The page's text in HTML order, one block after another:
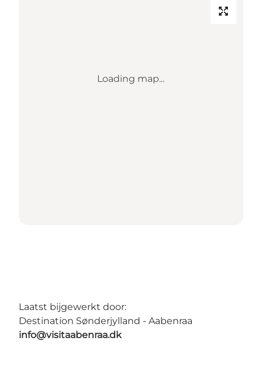
Loading map...
Laatst bijgewerkt door:
Destination Sønderjylland - Aabenraa
info@visitaabenraa.dk